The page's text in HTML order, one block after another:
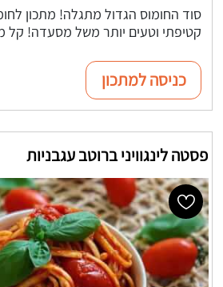
סוד החומוס הגדול מתגלה! מתכון
קטיפתי וטעים יותר משל מסעדה! קל
כניסה למתכון
פסטה לינגוויני ברוטב עגבניות